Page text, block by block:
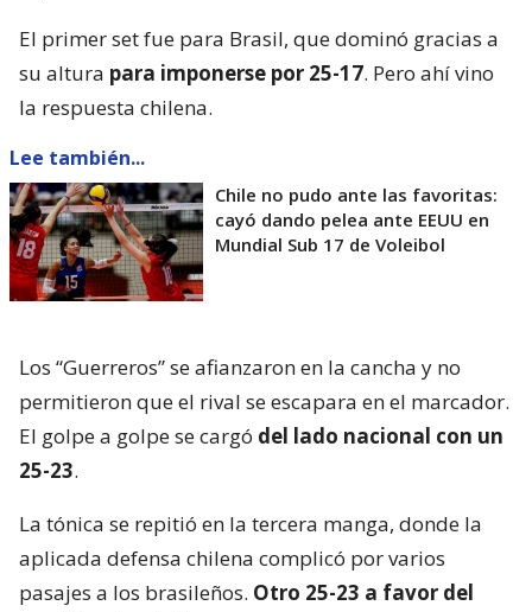
El primer set fue para Brasil, que dominó gracias a
su altura para imponerse por 25-17. Pero ahí vino
la respuesta chilena.
Lee también...
Chile no pudo ante las favoritas:
cayó dando pelea ante EEUU en
Mundial Sub 17 de Voleibol
Los “Guerreros” se afianzaron en la cancha y no
permitieron que el rival se escapara en el marcador.
El golpe a golpe se cargó del lado nacional con un
25-23.
La tónica se repitió en la tercera manga, donde la
aplicada defensa chilena complicó por varios
pasajes a los brasileños. Otro 25-23 a favor del